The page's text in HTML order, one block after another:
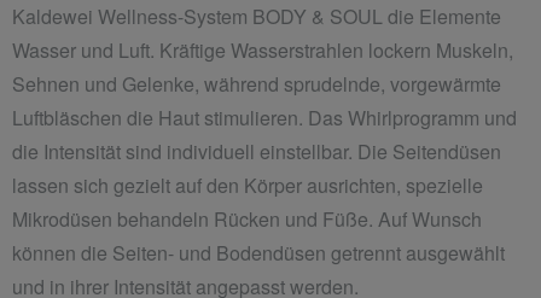
Kaldewei Wellness-System BODY & SOUL die Elemente
Wasser und Luft. Kräftige Wasserstrahlen lockern Muskeln,
Sehnen und Gelenke, während sprudelnde, vorgewärmte
Luftbläschen die Haut stimulieren. Das Whirlprogramm und
die Intensität sind individuell einstellbar. Die Seitendüsen
lassen sich gezielt auf den Körper ausrichten, spezielle
Mikrodüsen behandeln Rücken und Füße. AufWunsch
können die Seiten- und Bodendüsen getrennt ausgewählt
und in ihrer Intensität angepasst werden.